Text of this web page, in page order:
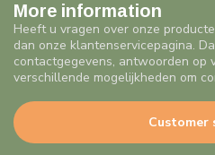
More information
Heeft u vragen over onze
dan onze klantenservicepagina.
contactgegevens, antwoorden op
verschillende mogelijkheden om
Customer